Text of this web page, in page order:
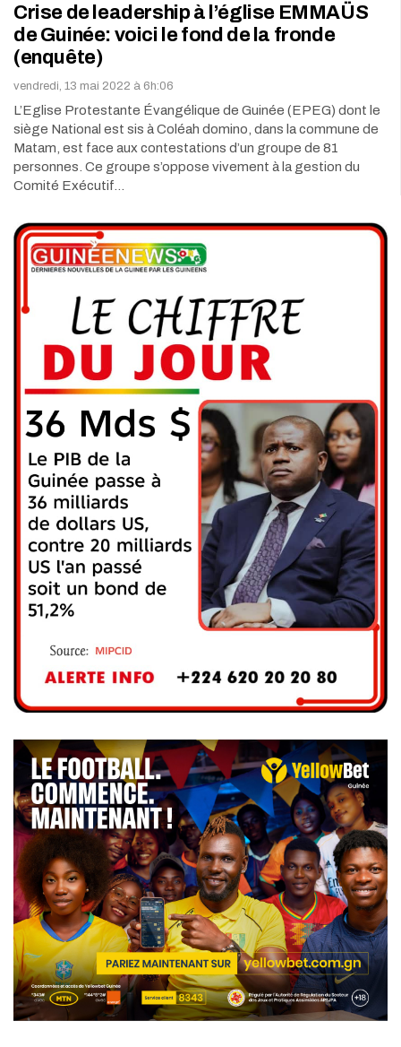
Crise de leadership à l’église EMMAÜS
de Guinée: voici le fond de la fronde
(enquête)
vendredi, 13 mai 2022 à 6h:06
L’Eglise Protestante Évangélique de Guinée (EPEG) dont le
siège National est sis à Coléah domino, dans la commune de
Matam, est face aux contestations d’un groupe de 81
personnes. Ce groupe s’oppose vivement à la gestion du
Comité Exécutif…